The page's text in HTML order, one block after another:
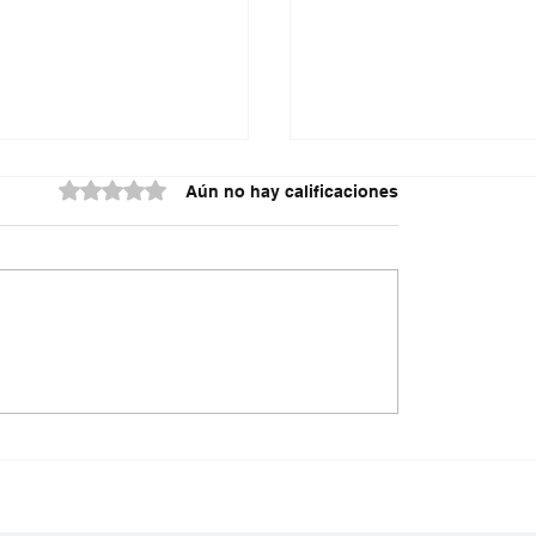
Obtuvo 0 de 5 estrellas.Aún no hay calificaciones